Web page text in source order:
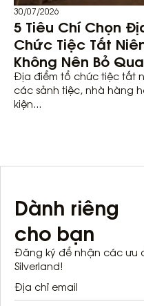
30/07/2026
5 Tiêu Chí Chọn
Chức Tiệc Tất
Không Nên Bỏ Qua
Địa điểm tổ chức tiệc tất
các sảnh tiệc, nhà hàng
kiện...
Dành riêng
cho bạn
Đăng ký để nhận các ưu
Silverland!